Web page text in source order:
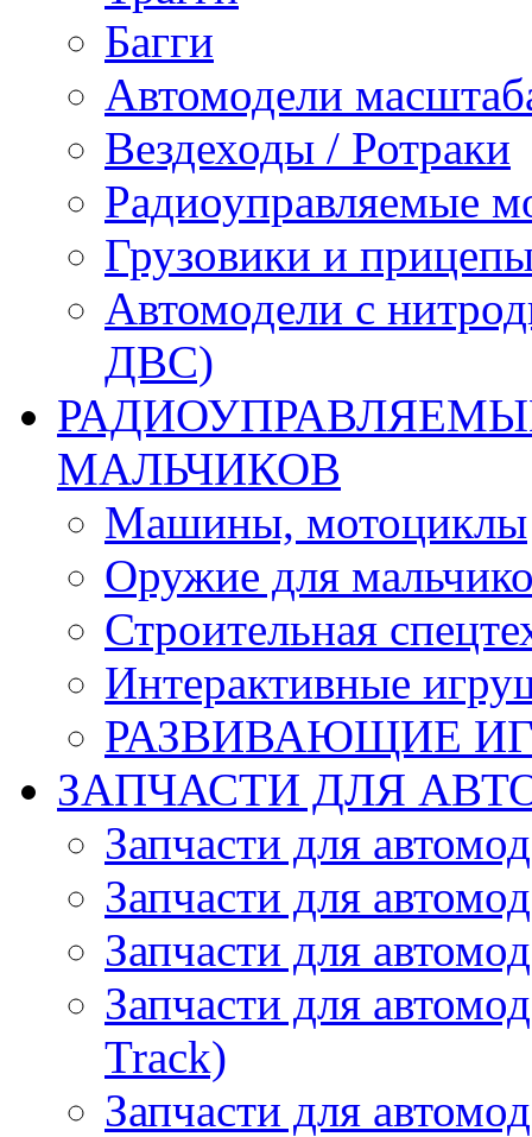
Багги
Автомодели
Вездеходы / Ротраки
Радиоуправляемые
Грузовики и
Автомодели с
ДВС)
МАЛЬЧИКОВ
Машины, мотоциклы
Оружие для
Строительная
Интерактивные
РАЗВИВАЮЩИЕ
ЗАПЧАСТИ ДЛЯ
Запчасти для
Запчасти для
Запчасти для
Запчасти для
Track)
Запчасти для